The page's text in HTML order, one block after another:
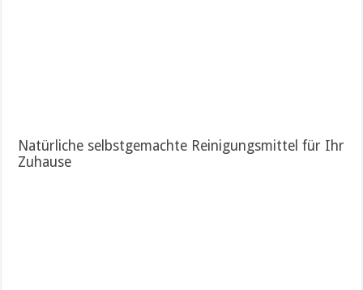
Natürliche selbstgemachte Reinigungsmittel für Ihr
Zuhause